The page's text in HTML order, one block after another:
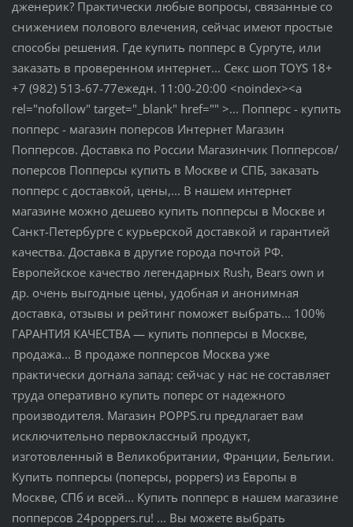
дженерик? Практически любые вопросы, связанные со
снижением полового влечения, сейчас имеют простые
способы решения. Где купить попперс в Сургуте, или
заказать в проверенном интернет... Секс шоп TOYS 18+
+7 (982) 513-67-77ежедн. 11:00-20:00 <noindex><a
rel="nofollow" target="_blank" href="" >... Попперс - купить
попперс - магазин поперсов Интернет Магазин
Попперсов. Доставка по России Магазинчик Попперсов/
поперсов Попперсы купить в Москве и СПБ, заказать
попперс с доставкой, цены,... В нашем интернет
магазине можно дешево купить попперсы в Москве и
Санкт-Петербурге с курьерской доставкой и гарантией
качества. Доставка в другие города почтой РФ.
Европейское качество легендарных Rush, Bears own и
др. очень выгодные цены, удобная и анонимная
доставка, отзывы и рейтинг поможет выбрать... 100%
ГАРАНТИЯ КАЧЕСТВА — купить попперсы в Москве,
продажа... В продаже попперсов Москва уже
практически догнала запад: сейчас у нас не составляет
труда оперативно купить поперс от надежного
производителя. Магазин POPPS.ru предлагает вам
исключительно первоклассный продукт,
изготовленный в Великобритании, Франции, Бельгии.
Купить попперсы (поперсы, poppers) из Европы в
Москве, СПб и всей... Купить попперс в нашем магазине
попперсов 24poppers.ru! ... Вы можете выбрать